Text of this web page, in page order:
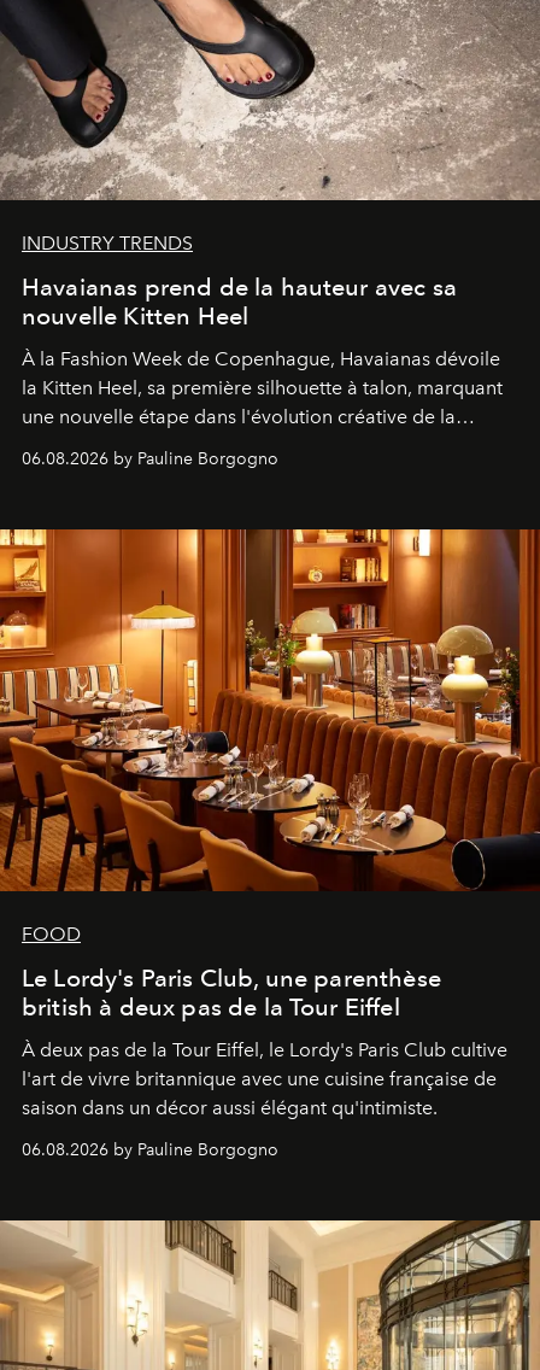
INDUSTRY TRENDS
Havaianas prend de la hauteur avec sa
nouvelle Kitten Heel
À la Fashion Week de Copenhague, Havaianas dévoile
la Kitten Heel, sa première silhouette à talon, marquant
une nouvelle étape dans l'évolution créative de la
06.08.2026 by Pauline Borgogno
FOOD
Le Lordy's Paris Club, une parenthèse
british à deux pas de la Tour Eiffel
À deux pas de la Tour Eiffel, le Lordy's Paris Club cultive
l'art de vivre britannique avec une cuisine française de
saison dans un décor aussi élégant qu'intimiste.
06.08.2026 by Pauline Borgogno